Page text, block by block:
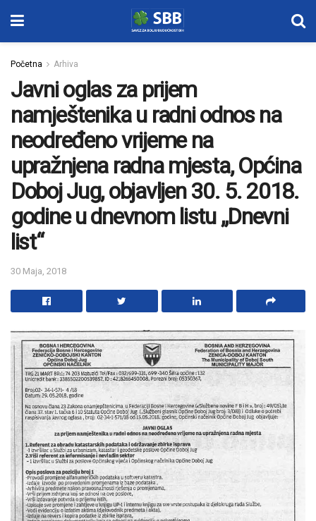
Početna Arhiva
Javni oglas za prijem
namještenika u radni odnos na
neodređeno vrijeme na
upražnjena radna mjesta, Općina
Doboj Jug, objavljen 30. 5. 2018.
godine u dnevnom listu „Dnevni
list“
30 Maja, 2018